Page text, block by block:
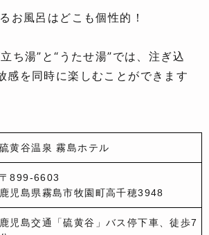
お風呂はどこも個性的！
ち湯”と“うたせ湯”では、注ぎ込
感を同時に楽しむことができます
硫黄谷温泉 霧島ホテル
〒899-6603
鹿児島県霧島市牧園町高千穂3948
鹿児島交通「硫黄谷」バス停下車、徒歩7